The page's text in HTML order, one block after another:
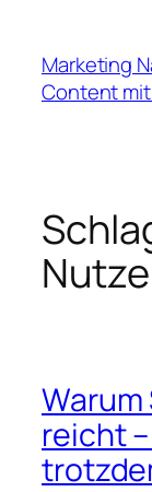
springen
Marketing
Content
Warum
reicht